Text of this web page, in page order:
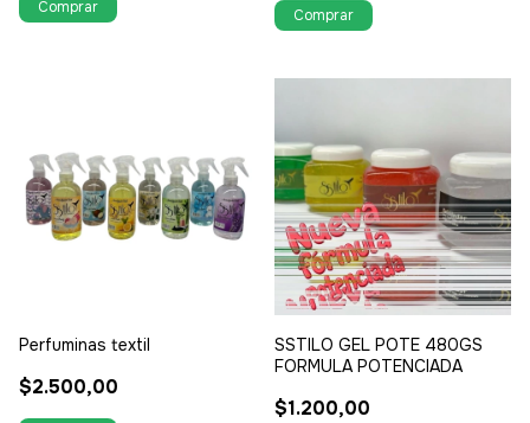
Perfuminas textil
$2.500,00
SSTILO GEL POTE 480GS
FORMULA POTENCIADA
$1.200,00